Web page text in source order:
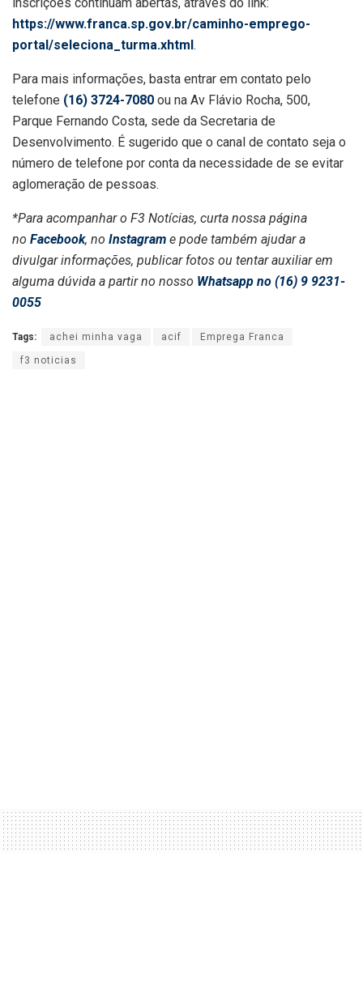
https://www.franca.sp.gov.br/caminho-emprego-
portal/seleciona_turma.xhtml.
Para mais informações, basta entrar em contato pelo
telefone (16) 3724-7080 ou na Av Flávio Rocha, 500,
Parque Fernando Costa, sede da Secretaria de
Desenvolvimento. É sugerido que o canal de contato seja o
número de telefone por conta da necessidade de se evitar
aglomeração de pessoas.
*Para acompanhar o F3 Notícias, curta nossa página
no Facebook, no Instagram e pode também ajudar a
divulgar informações, publicar fotos ou tentar auxiliar em
alguma dúvida a partir no nosso Whatsapp no (16) 9 9231-
0055
Tags: achei minha vaga acif Emprega Franca
f3 noticias